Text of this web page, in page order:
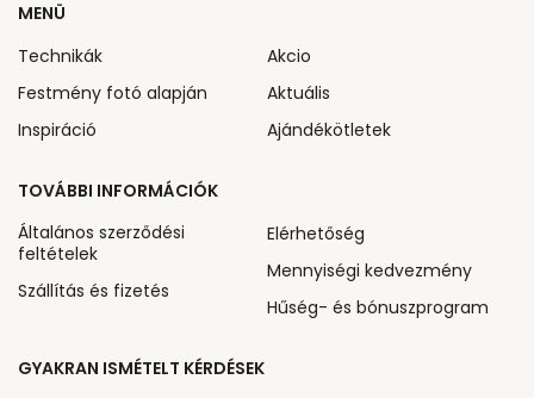
MENÜ
Technikák
Festmény fotó alapján
Inspiráció
Akcio
Aktuális
Ajándékötletek
TOVÁBBI INFORMÁCIÓK
Általános szerződési
feltételek
Szállítás és fizetés
Elérhetőség
Mennyiségi kedvezmény
Hűség- és bónuszprogram
GYAKRAN ISMÉTELT KÉRDÉSEK